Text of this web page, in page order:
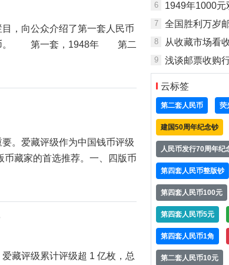
，向公众介绍了第一套人民币
币。 第一套，1948年 第二
。爱藏评级作为中国钱币评级
藏家的首选推荐。一、四版币
藏评级累计评级超 1 亿枚，总
6 1949年1000元
7 全国胜利万岁
8 从收藏市场看
9 浅谈邮票收购
云标签
第二套人民币 荧
建国50周年纪念钞
人民币发行70周年纪
第四套人民币整版钞
第四套人民币100元
第四套人民币5元
第四套人民币1角
第二套人民币10元